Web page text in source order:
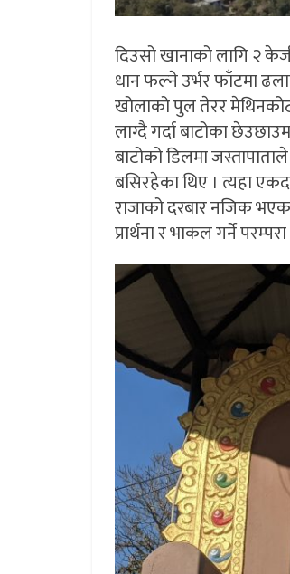
दिउसो खानाको लागि २
धान फल्ने उर्भर फाँटमा
खोलाको पुल तेरर
लाग्दै गर्दा बाटोका
बाटोको डिलमा
बसिरहेका थिए । त्यहा
राजाको दरबार नजिक
प्रार्थना र भाकल गर्ने